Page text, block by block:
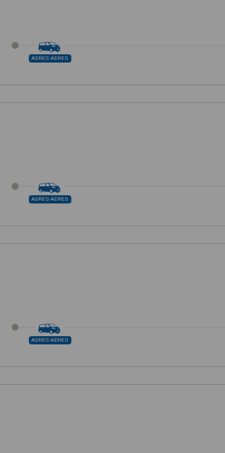
ADRES-ADRES
ADRES-ADRES
ADRES-ADRES